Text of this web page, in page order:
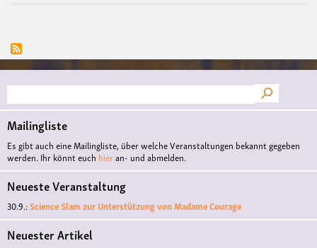
Suche
Mailingliste
Es gibt auch eine Mailingliste, über welche Veranstaltungen bekannt gegeben
werden. Ihr könnt euch hieran- und abmelden.
Neueste Veranstaltung
30.9.:Science Slam zur Unterstützung von Madame Courage
Neuester Artikel